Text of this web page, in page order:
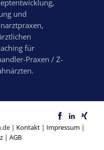
und
für
Praxen / Z-
| Kontakt | Impressum |
| AGB